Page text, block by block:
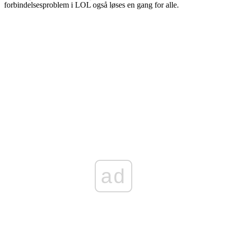
forbindelsesproblem i LOL også løses en gang for alle.
ad